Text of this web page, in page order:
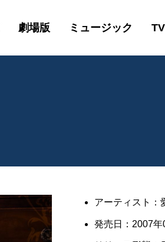
劇場版 ミュージック
アーティスト：
発売日：2007